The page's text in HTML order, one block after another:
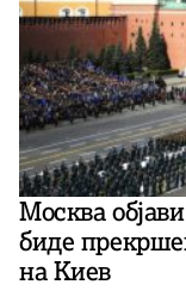
Москва
биде
на Киев